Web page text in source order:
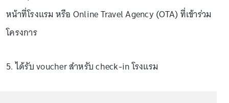
หน้าที่โรงแรม หรือ Online Travel Agency (OTA) ที่เข้าร่วม
โครงการ
5. ได้รับ voucher สำหรับ check-in โรงแรม